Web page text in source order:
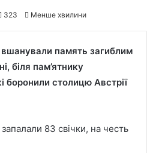
323 Менше хвилини
вшанували память загиблим
біля пам’ятнику
боронили столицю Австрії
83 свічки, на честь